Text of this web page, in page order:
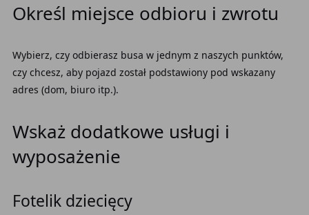
Określ miejsce odbioru i zwrotu
Wybierz, czy odbierasz busa w jednym z naszych punktów,
czy chcesz, aby pojazd został podstawiony pod wskazany
adres (dom, biuro itp.).
Wskaż dodatkowe usługi i
wyposażenie
Fotelik dziecięcy